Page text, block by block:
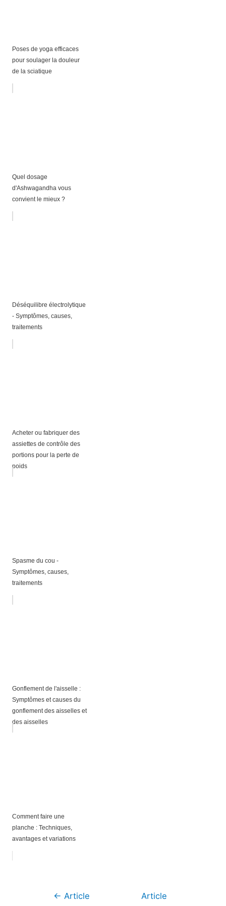
Poses de yoga efficaces
pour soulager la douleur
de la sciatique
Quel dosage
d'Ashwagandha vous
convient le mieux ?
Déséquilibre électrolytique
- Symptômes, causes,
traitements
Acheter ou fabriquer des
assiettes de contrôle des
portions pour la perte de
poids
Spasme du cou -
Symptômes, causes,
traitements
Gonflement de l'aisselle :
Symptômes et causes du
gonflement des aisselles et
des aisselles
Comment faire une
planche : Techniques,
avantages et variations
Navigation
← Article
Article